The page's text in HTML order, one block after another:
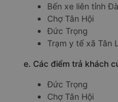
Bến xe liên tỉnh
Chợ Tân Hội
Đức Trọng
Trạm y tế xã Tân
e. Các điểm trả khách
Đức Trọng
Chợ Tân Hội